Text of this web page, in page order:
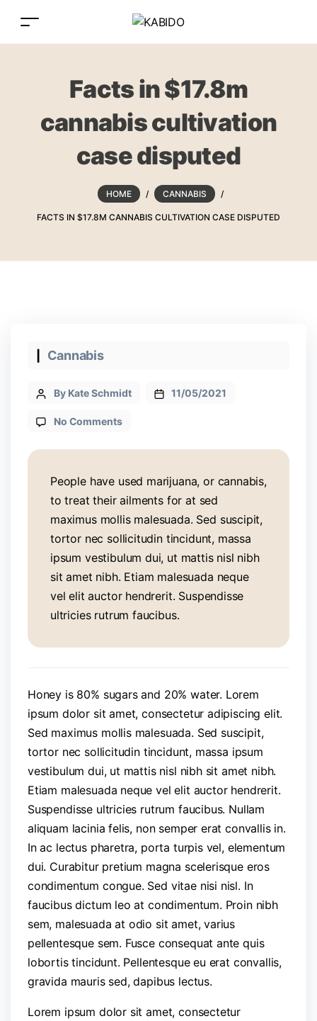
Facts in $17.8m
cannabis cultivation
case disputed
HOME / CANNABIS /
FACTS IN $17.8M CANNABIS CULTIVATION CASE DISPUTED
Cannabis
By Kate Schmidt 11/05/2021
No Comments
People have used marijuana, or cannabis,
to treat their ailments for at sed
maximus mollis malesuada. Sed suscipit,
tortor nec sollicitudin tincidunt, massa
ipsum vestibulum dui, ut mattis nisl nibh
sit amet nibh. Etiam malesuada neque
vel elit auctor hendrerit. Suspendisse
ultricies rutrum faucibus.
Honey is 80% sugars and 20% water. Lorem
ipsum dolor sit amet, consectetur adipiscing elit.
Sed maximus mollis malesuada. Sed suscipit,
tortor nec sollicitudin tincidunt, massa ipsum
vestibulum dui, ut mattis nisl nibh sit amet nibh.
Etiam malesuada neque vel elit auctor hendrerit.
Suspendisse ultricies rutrum faucibus. Nullam
aliquam lacinia felis, non semper erat convallis in.
In ac lectus pharetra, porta turpis vel, elementum
dui. Curabitur pretium magna scelerisque eros
condimentum congue. Sed vitae nisi nisl. In
faucibus dictum leo at condimentum. Proin nibh
sem, malesuada at odio sit amet, varius
pellentesque sem. Fusce consequat ante quis
lobortis tincidunt. Pellentesque eu erat convallis,
gravida mauris sed, dapibus lectus.
Lorem ipsum dolor sit amet, consectetur